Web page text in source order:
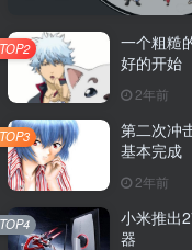
一个粗糙
好的开始
2年前
TOP2
第二次冲
基本完成
2年前
TOP3
小米推出
器
TOP4